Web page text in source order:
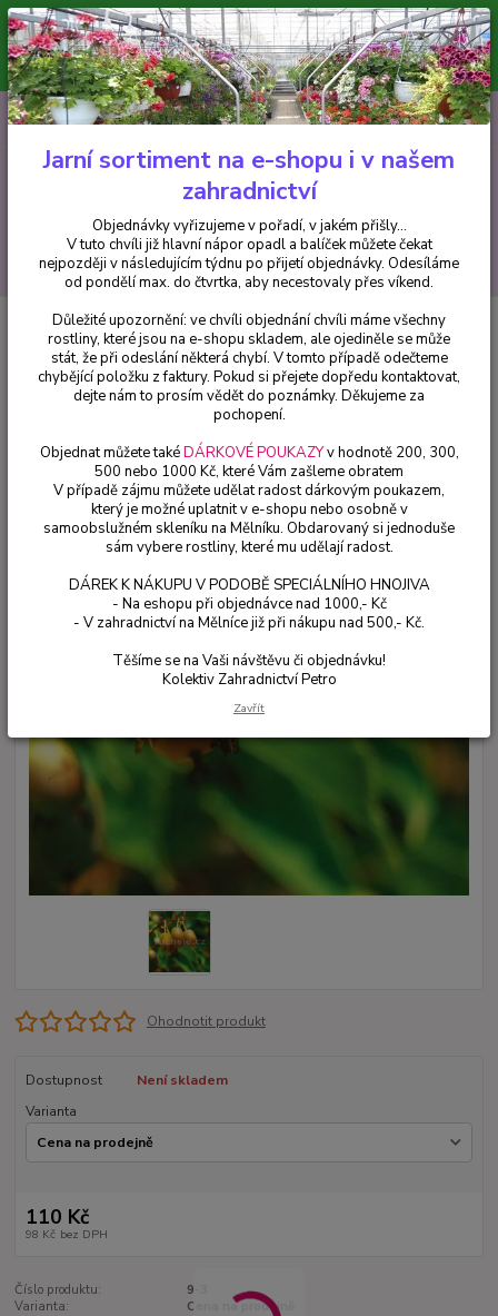
Minimální hodnota pro odeslání z e-shopu je 300 Kč.
V tuto chvíli již hlavní nápor objednávek opadl a balíček můžete čekat
nejpozději v následujícím týdnu po přijetí objednávky. Objednávky
vyřizujeme v pořadí, v jakém přišly...
CZK
Hledat
+420 602 223 614 0ks
za0 Kč
Drobné ovoce Kiwi Issai - Actinidia Super Issai - cena na prodejně
Kiwi Issai - Actinidia Super Issai -
cena na prodejně
Ohodnotit produkt
Dostupnost
Není skladem
Varianta
110 Kč
98 Kč bez DPH
Číslo produktu:
9-3
Varianta:
Cena na prodejně
Jarní sortiment na e-shopu i v našem
zahradnictví
Objednávky vyřizujeme v pořadí, v jakém přišly...
V tuto chvíli již hlavní nápor opadl a balíček můžete čekat
nejpozději v následujícím týdnu po přijetí objednávky. Odesíláme
od pondělí max. do čtvrtka, aby necestovaly přes víkend.
Důležité upozornění: ve chvíli objednání chvíli máme všechny
rostliny, které jsou na e-shopu skladem, ale ojediněle se může
stát, že při odeslání některá chybí. V tomto případě odečteme
chybějící položku z faktury. Pokud si přejete dopředu kontaktovat,
dejte nám to prosím vědět do poznámky. Děkujeme za
pochopení.
Objednat můžete takéDÁRKOVÉ POUKAZYv hodnotě 200, 300,
500 nebo 1000 Kč, které Vám zašleme obratem
V případě zájmu můžete udělat radost dárkovým poukazem,
který je možné uplatnit v e-shopu nebo osobně v
samoobslužném skleníku na Mělníku. Obdarovaný si jednoduše
sám vybere rostliny, které mu udělají radost.
DÁREK K NÁKUPU V PODOBĚ SPECIÁLNÍHO HNOJIVA
- Na eshopu při objednávce nad 1000,- Kč
- V zahradnictví na Mělníce již při nákupu nad 500,- Kč.
Těšíme se na Vaši návštěvu či objednávku!
Kolektiv Zahradnictví Petro
Zavřít